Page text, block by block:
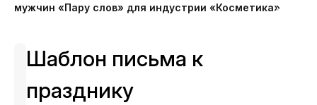
мужчин «Пару слов» для индустрии «Косметика»
Шаблон письма к
празднику